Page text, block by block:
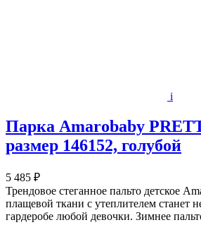
i
Парка Amarobaby
размер 146152, голубой
5 485 ₽
Трендовое стеганное пальто детское
плащевой ткани c утеплителем станет
гардеробе любой девочки. Зимнее